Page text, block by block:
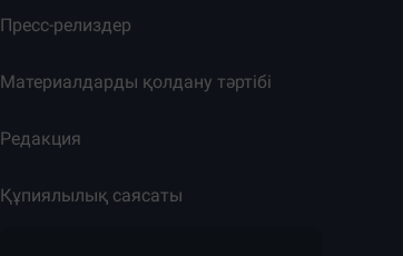
Пресс-релиздер
Материалдарды қолдану тәртібі
Редакция
Құпиялылық саясаты